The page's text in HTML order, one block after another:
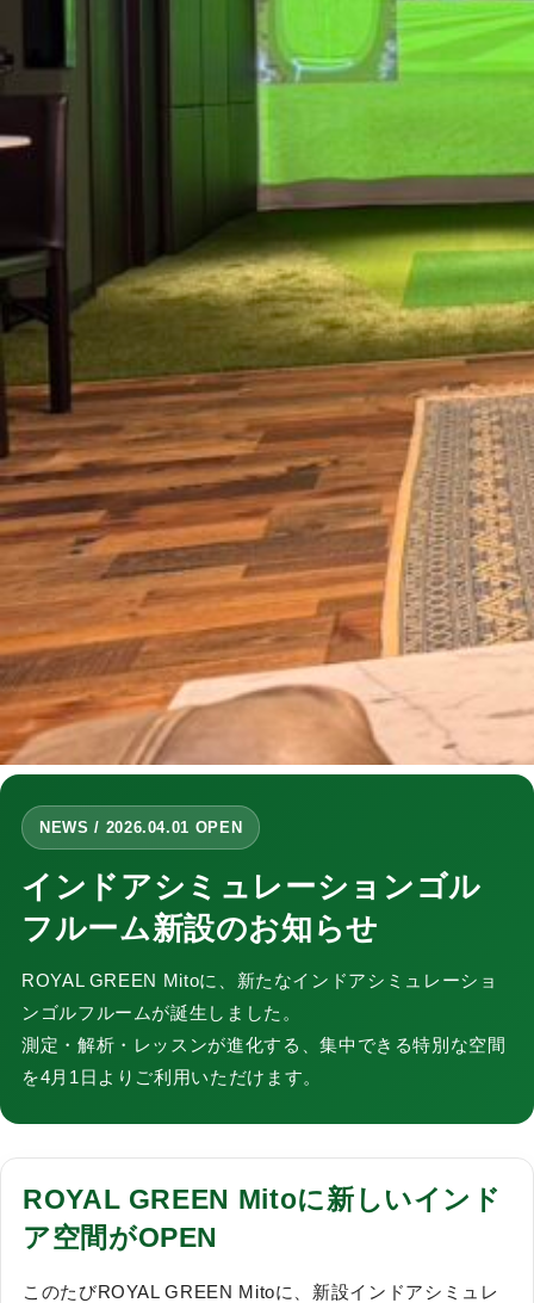
NEWS / 2026.04.01 OPEN
インドアシミュレーションゴル
フルーム新設のお知らせ
ROYAL GREEN Mitoに、新たなインドアシミュレーショ
ンゴルフルームが誕生しました。
測定・解析・レッスンが進化する、集中できる特別な空間
を4月1日よりご利用いただけます。
ROYAL GREEN Mitoに新しいインド
ア空間がOPEN
このたびROYAL GREEN Mitoに、新設インドアシミュレ